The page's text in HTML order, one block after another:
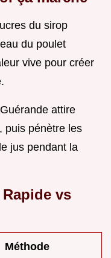
du sirop
du poulet
vive pour créer
attire
puis pénètre les
jus pendant la
vs
Méthode